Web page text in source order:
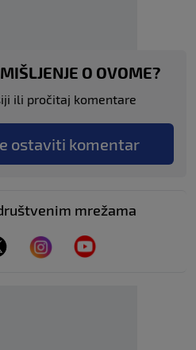
O OVOME?
ili pročitaj komentare
ostaviti komentar
mrežama